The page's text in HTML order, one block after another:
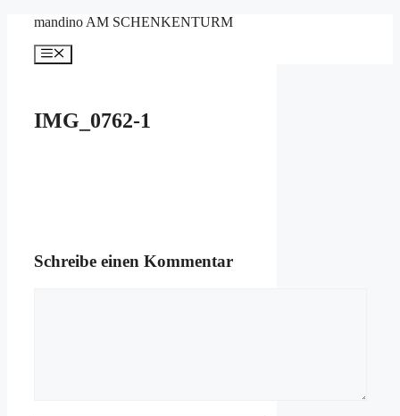
springen
mandino AM SCHENKENTURM
Menü
IMG_0762-1
Schreibe einen Kommentar